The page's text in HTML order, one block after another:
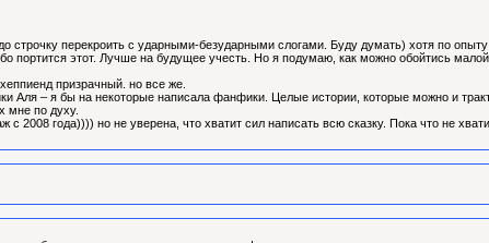
строчку перекроить с ударными-безударными слогами. Буду думать) хотя по
портится этот. Лучше на будущее учесть. Но я подумаю, как можно обойтись
призрачный. но все же.
Аля – я бы на некоторые написала фанфики. Целые истории, которые можно и
мне по духу.
2008 года)))) но не уверена, что хватит сил написать всю сказку. Пока что не